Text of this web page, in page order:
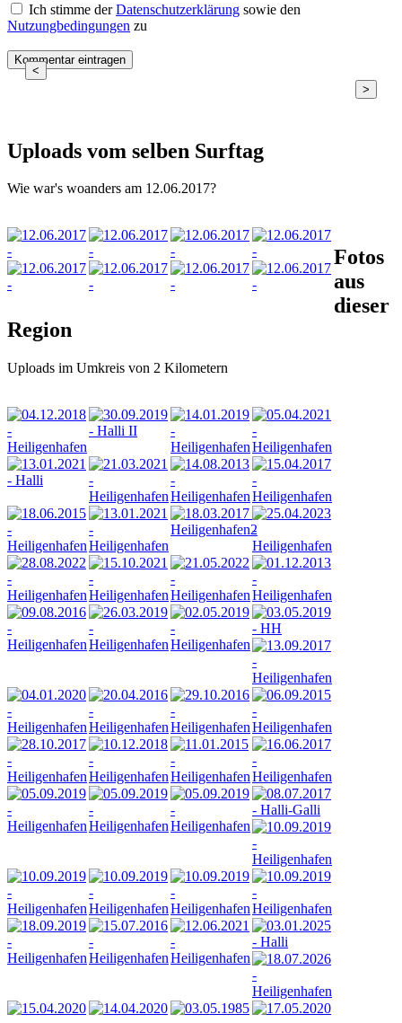
Ich stimme derDatenschutzerklärung sowie den
Nutzungbedingungen zu
<
>
Uploads vom selben Surftag
Wie war's woanders am 12.06.2017?
Fotos
aus
dieser
Region
Uploads im Umkreis von 2 Kilometern